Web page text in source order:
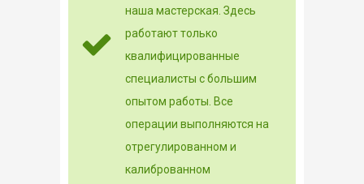
наша мастерская. Здесь
работают только
квалифицированные
специалисты с большим
опытом работы. Все
операции выполняются на
отрегулированном и
калиброванном